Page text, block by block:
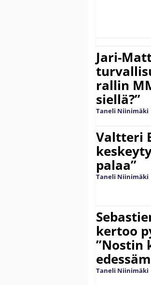
Jari-
rallin
siellä?”
Taneli Niinimäki
Valtteri
palaa”
Taneli Niinimäki
kertoo
”Nostin
Taneli Niinimäki